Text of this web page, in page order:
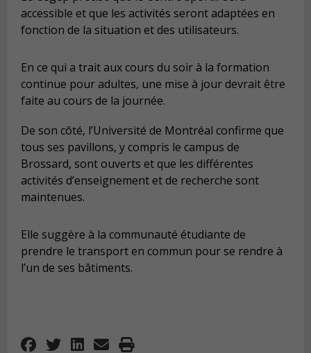
accessible et que les activités seront adaptées en
fonction de la situation et des utilisateurs.
En ce qui a trait aux cours du soir à la formation
continue pour adultes, une mise à jour devrait être
faite au cours de la journée.
De son côté, l’Université de Montréal confirme que
tous ses pavillons, y compris le campus de
Brossard, sont ouverts et que les différentes
activités d’enseignement et de recherche sont
maintenues.
Elle suggère à la communauté étudiante de
prendre le transport en commun pour se rendre à
l’un de ses bâtiments.